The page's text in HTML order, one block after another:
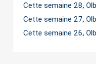
Cette semaine 28,
Cette semaine 27,
Cette semaine 26,